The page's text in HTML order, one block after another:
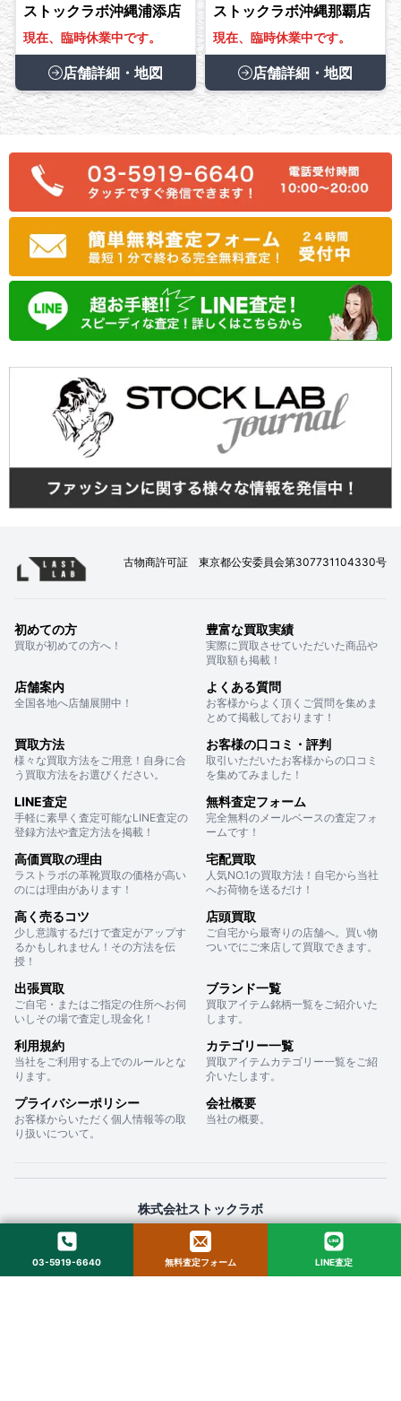
ストックラボ沖縄浦添店
現在、臨時休業中です。
店舗詳細・地図
ストックラボ沖縄那覇店
現在、臨時休業中です。
店舗詳細・地図
古物商許可証 東京都公安委員会第307731104330号
初めての方
買取が初めての方へ！
豊富な買取実績
実際に買取させていただいた商品や
買取額も掲載！
店舗案内
全国各地へ店舗展開中！
よくある質問
お客様からよく頂くご質問を集めま
とめて掲載しております！
買取方法
様々な買取方法をご用意！自身に合
う買取方法をお選びください。
お客様の口コミ・評判
取引いただいたお客様からの口コミ
を集めてみました！
LINE査定
手軽に素早く査定可能なLINE査定の
登録方法や査定方法を掲載！
無料査定フォーム
完全無料のメールベースの査定フォ
ームです！
高価買取の理由
ラストラボの革靴買取の価格が高い
のには理由があります！
宅配買取
人気NO.1の買取方法！自宅から当社
へお荷物を送るだけ！
高く売るコツ
少し意識するだけで査定がアップす
るかもしれません！その方法を伝
授！
店頭買取
ご自宅から最寄りの店舗へ。買い物
ついでにご来店して買取できます。
出張買取
ご自宅・またはご指定の住所へお伺
いしその場で査定し現金化！
ブランド一覧
買取アイテム銘柄一覧をご紹介いた
します。
利用規約
当社をご利用する上でのルールとな
ります。
カテゴリー一覧
買取アイテムカテゴリー一覧をご紹
介いたします。
プライバシーポリシー
お客様からいただく個人情報等の取
り扱いについて。
会社概要
当社の概要。
株式会社ストックラボ
〒160-0022 東京都新宿区新宿２丁目１２−１６ セントフォービル ２０３
© 2025 StockLab. All Rights Reserved.
03-5919-6640 無料査定フォーム LINE査定